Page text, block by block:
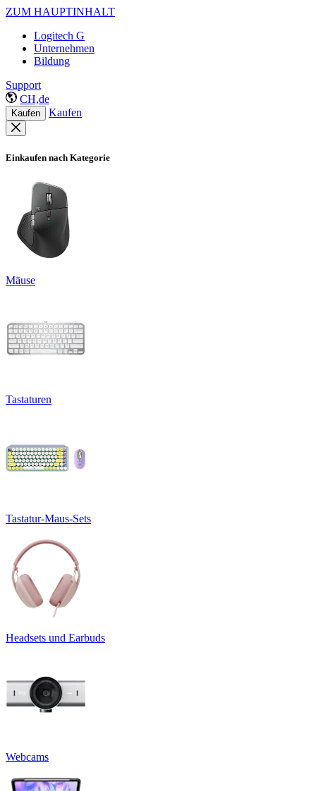
ZUM HAUPTINHALT
Logitech G
Unternehmen
Bildung
Support
CH,de
Kaufen Kaufen
Einkaufen nach Kategorie
Mäuse
Tastaturen
Tastatur-Maus-Sets
Headsets und Earbuds
Webcams